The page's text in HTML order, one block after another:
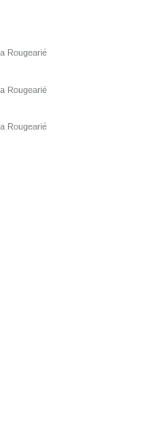
Rougearié
Rougearié
Rougearié